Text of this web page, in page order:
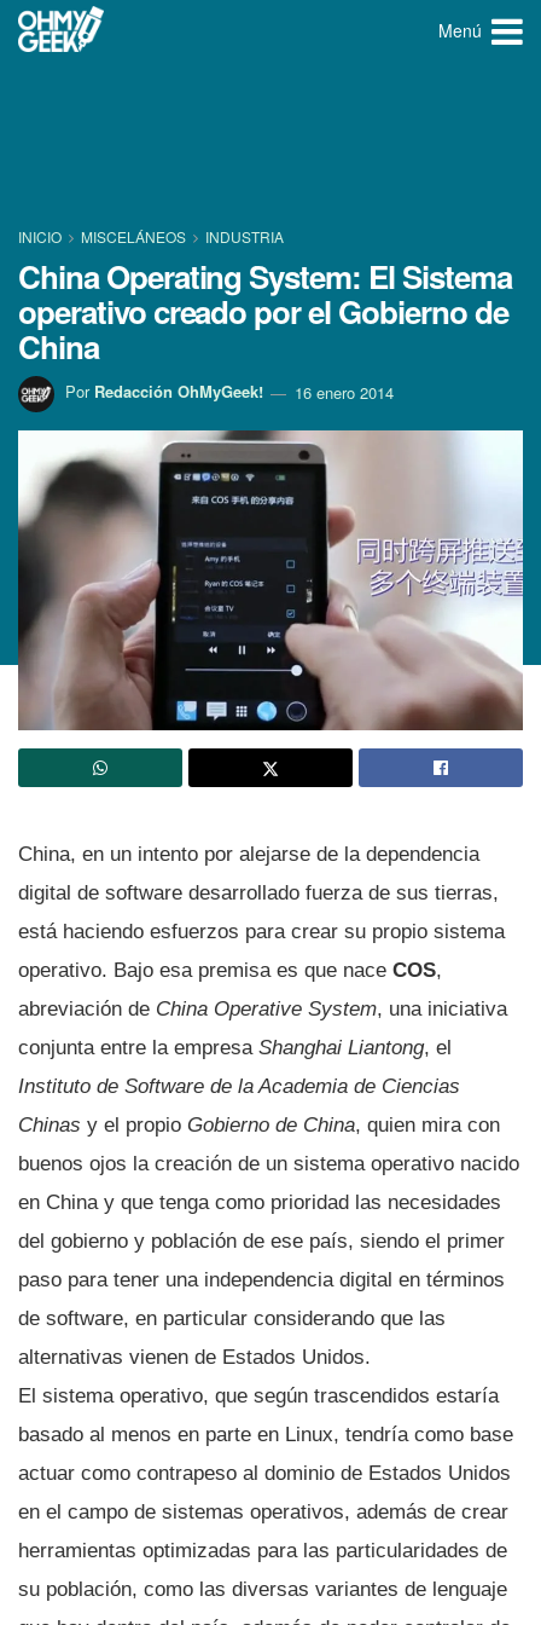
Menú
INICIO MISCELÁNEOS INDUSTRIA
China Operating System: El Sistema
operativo creado por el Gobierno de
China
Por Redacción OhMyGeek! 16 enero 2014
China, en un intento por alejarse de la dependencia
digital de software desarrollado fuerza de sus tierras,
está haciendo esfuerzos para crear su propio sistema
operativo. Bajo esa premisa es que nace COS,
abreviación de China Operative System, una iniciativa
conjunta entre la empresa Shanghai Liantong, el
Instituto de Software de la Academia de Ciencias
Chinas y el propio Gobierno de China, quien mira con
buenos ojos la creación de un sistema operativo nacido
en China y que tenga como prioridad las necesidades
del gobierno y población de ese paí­s, siendo el primer
paso para tener una independencia digital en términos
de software, en particular considerando que las
alternativas vienen de Estados Unidos.
El sistema operativo, que según trascendidos estarí­a
basado al menos en parte en Linux, tendrí­a como base
actuar como contrapeso al dominio de Estados Unidos
en el campo de sistemas operativos, además de crear
herramientas optimizadas para las particularidades de
su población, como las diversas variantes de lenguaje